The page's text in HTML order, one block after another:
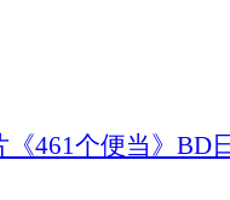
《461个便当》BD